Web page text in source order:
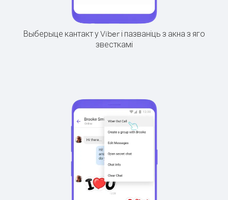
Выберыце кантакт у Viber і пазваніць з акна з яго
звесткамі